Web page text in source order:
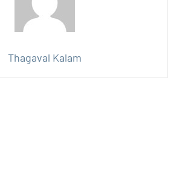
Thagaval Kalam